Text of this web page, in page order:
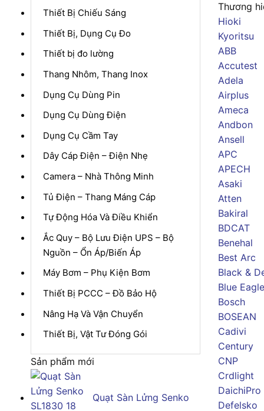
Thiết Bị Chiếu Sáng
Thiết Bị, Dụng Cụ Đo
Thiết bị đo lường
Thang Nhôm, Thang Inox
Dụng Cụ Dùng Pin
Dụng Cụ Dùng Điện
Dụng Cụ Cầm Tay
Dây Cáp Điện – Điện Nhẹ
Camera – Nhà Thông Minh
Tủ Điện – Thang Máng Cáp
Tự Động Hóa Và Điều Khiển
Ắc Quy – Bộ Lưu Điện UPS – Bộ
Nguồn – Ổn Áp/Biến Áp
Máy Bơm – Phụ Kiện Bơm
Thiết Bị PCCC – Đồ Bảo Hộ
Nâng Hạ Và Vận Chuyển
Thiết Bị, Vật Tư Đóng Gói
Sản phẩm mới
Quạt Sàn Lửng Senko
Thương
Hioki
Kyoritsu
ABB
Accutest
Adela
Airplus
Ameca
Andbon
Ansell
APC
APECH
Asaki
Atten
Bakiral
BDCAT
Benehal
Best Arc
Black &
Blue Eagle
Bosch
BOSEAN
Cadivi
Century
CNP
Crdlight
DaichiPro
Defelsko